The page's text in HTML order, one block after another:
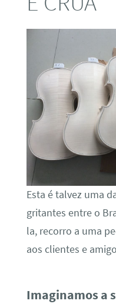
Esta é talvez uma
gritantes entre o
la, recorro a uma
aos clientes e
Imaginamos a